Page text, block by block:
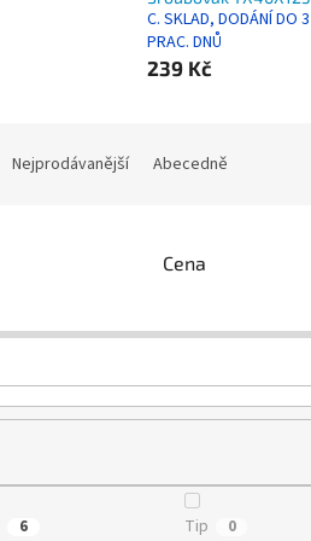
C. SKLAD, DODÁNÍ DO 3
PRAC. DNŮ
239 Kč
Nejprodávanější Abecedně
Cena
6 Tip 0